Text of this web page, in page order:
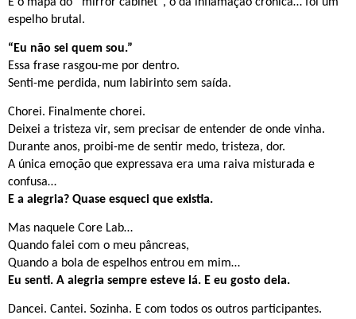
espelho brutal.
“Eu não sei quem sou.”
Essa frase rasgou-me por dentro.
Senti-me perdida, num labirinto sem saída.
Chorei. Finalmente chorei.
Deixei a tristeza vir, sem precisar de entender de onde vinha.
Durante anos, proibi-me de sentir medo, tristeza, dor.
A única emoção que expressava era uma raiva misturada e
confusa…
E a alegria? Quase esqueci que existia.
Mas naquele Core Lab…
Quando falei com o meu pâncreas,
Quando a bola de espelhos entrou em mim…
Eu senti. A alegria sempre esteve lá. E eu gosto dela.
Dancei. Cantei. Sozinha. E com todos os outros participantes.